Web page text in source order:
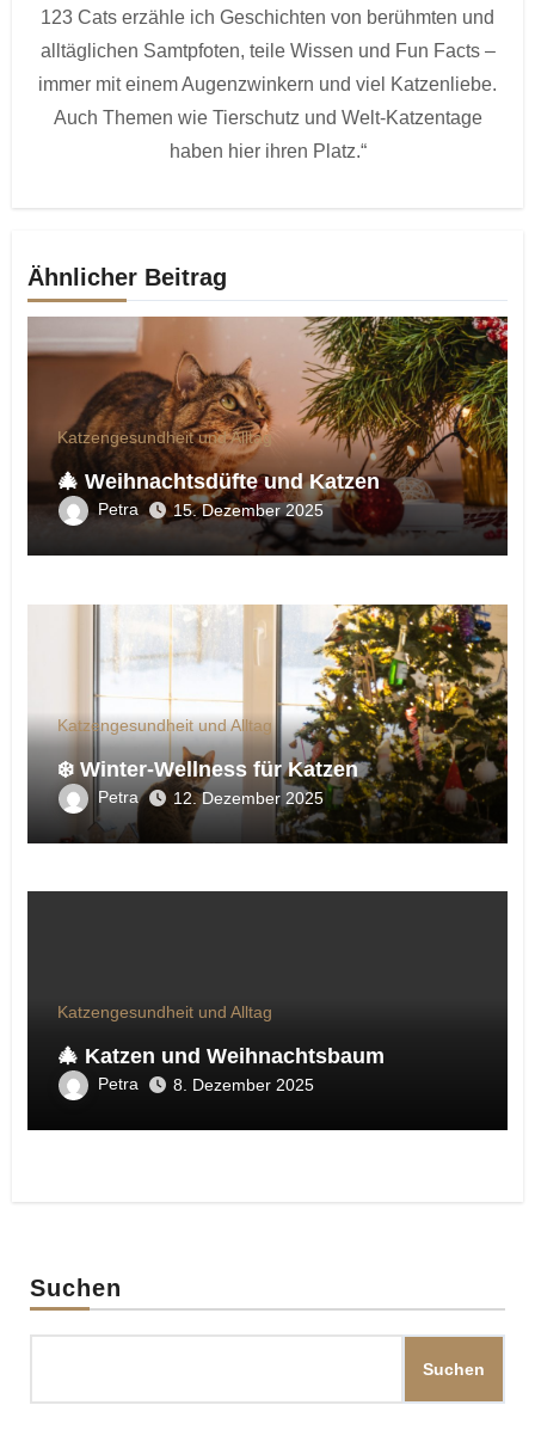
123 Cats erzähle ich Geschichten von berühmten und
alltäglichen Samtpfoten, teile Wissen und Fun Facts –
immer mit einem Augenzwinkern und viel Katzenliebe.
Auch Themen wie Tierschutz und Welt-Katzentage
haben hier ihren Platz.“
Ähnlicher Beitrag
Katzengesundheit und Alltag
🎄 Weihnachtsdüfte und Katzen
Petra 15. Dezember 2025
Katzengesundheit und Alltag
❄️ Winter-Wellness für Katzen
Petra 12. Dezember 2025
Katzengesundheit und Alltag
🎄 Katzen und Weihnachtsbaum
Petra 8. Dezember 2025
Suchen
Suchen